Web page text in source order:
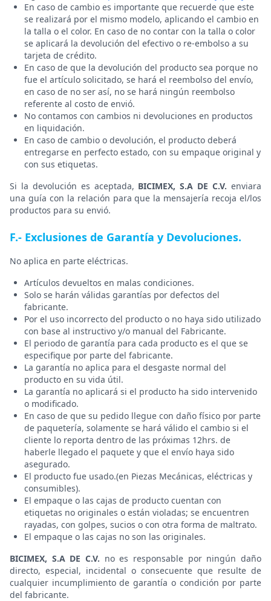
En caso de cambio es importante que recuerde que este
se realizará por el mismo modelo, aplicando el cambio en
la talla o el color. En caso de no contar con la talla o color
se aplicará la devolución del efectivo o re-embolso a su
tarjeta de crédito.
En caso de que la devolución del producto sea porque no
fue el artículo solicitado, se hará el reembolso del envío,
en caso de no ser así, no se hará ningún reembolso
referente al costo de envió.
No contamos con cambios ni devoluciones en productos
en liquidación.
En caso de cambio o devolución, el producto deberá
entregarse en perfecto estado, con su empaque original y
con sus etiquetas.
Si la devolución es aceptada, BICIMEX, S.A DE C.V. enviara
una guía con la relación para que la mensajería recoja el/los
productos para su envió.
F.- Exclusiones de Garantía y Devoluciones.
No aplica en parte eléctricas.
Artículos devueltos en malas condiciones.
Solo se harán válidas garantías por defectos del
fabricante.
Por el uso incorrecto del producto o no haya sido utilizado
con base al instructivo y/o manual del Fabricante.
El periodo de garantía para cada producto es el que se
especifique por parte del fabricante.
La garantía no aplica para el desgaste normal del
producto en su vida útil.
La garantía no aplicará si el producto ha sido intervenido
o modificado.
En caso de que su pedido llegue con daño físico por parte
de paquetería, solamente se hará válido el cambio si el
cliente lo reporta dentro de las próximas 12hrs. de
haberle llegado el paquete y que el envío haya sido
asegurado.
El producto fue usado.(en Piezas Mecánicas, eléctricas y
consumibles).
El empaque o las cajas de producto cuentan con
etiquetas no originales o están violadas; se encuentren
rayadas, con golpes, sucios o con otra forma de maltrato.
El empaque o las cajas no son las originales.
BICIMEX, S.A DE C.V. no es responsable por ningún daño
directo, especial, incidental o consecuente que resulte de
cualquier incumplimiento de garantía o condición por parte
del fabricante.